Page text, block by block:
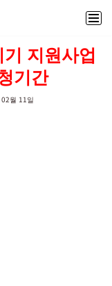
지원사업
기간
월 11일